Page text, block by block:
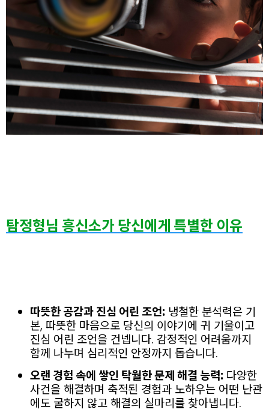
탐정형님 흥신소가 당신에게 특별한 이유
따뜻한 공감과 진심 어린 조언: 냉철한 분석력은 기
본, 따뜻한 마음으로 당신의 이야기에 귀 기울이고
진심 어린 조언을 건넵니다. 감정적인 어려움까지
함께 나누며 심리적인 안정까지 돕습니다.
오랜 경험 속에 쌓인 탁월한 문제 해결 능력: 다양한
사건을 해결하며 축적된 경험과 노하우는 어떤 난관
에도 굴하지 않고 해결의 실마리를 찾아냅니다.